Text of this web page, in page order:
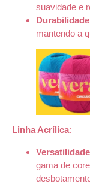
suavidade e
Durabilidade
mantendo a
Linha Acrílica:
gama de